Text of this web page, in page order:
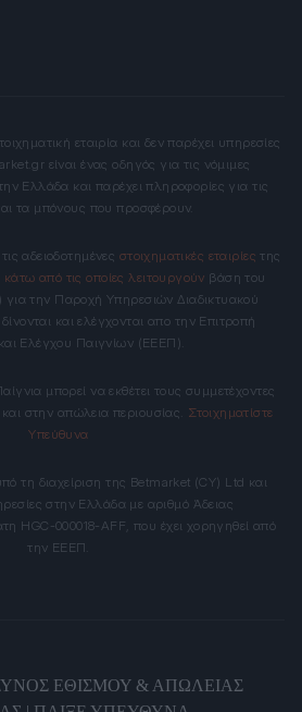
εταιρία και δεν παρέχει υπηρεσίες
είναι ένας οδηγός για τις νόμιμες
Ελλάδα και παρέχει πληροφορίες για τις
τα μπόνους που προσφέρουν.
αδειοδοτημένες στοιχηματικές εταιρίες της
κάτω από τις οποίες λειτουργούν βάση του
για την Παροχή Υπηρεσιών Διαδικτυακού
και ελέγχονται απο την Επιτροπή
Ελέγχου Παιγνίων (ΕΕΕΠ).
μπορεί να εκθέτει τους συμμετέχοντες
στην απώλεια περιουσίας. Στοιχηματίστε
Υπεύθυνα
τη διαχείριση της Betmarket (CY) Ltd και
στην Ελλάδα με αριθμό Άδειας
HGC-000018-AFF, που έχει χορηγηθεί από
την ΕΕΕΠ.
ΕΘΙΣΜΟΥ & ΑΠΩΛΕΙΑΣ